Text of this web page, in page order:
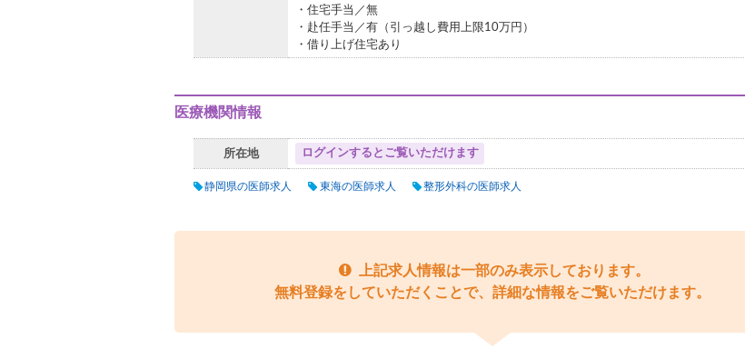
・住宅手当／無
・赴任手当／有（引っ越し費用上限10万円）
・借り上げ住宅あり
医療機関情報
所在地 ログインするとご覧いただけます
静岡県の医師求人 東海の医師求人 整形外科の医師求人
上記求人情報は一部のみ表示しております。
無料登録をしていただくことで、詳細な情報をご覧いただけます。